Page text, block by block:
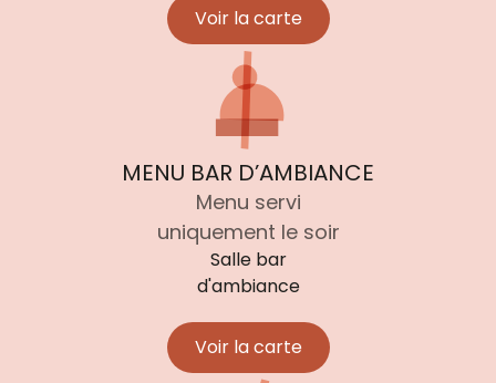
Voir la carte
MENU BAR D’AMBIANCE
Menu servi
uniquement le soir
Salle bar
d'ambiance
Voir la carte